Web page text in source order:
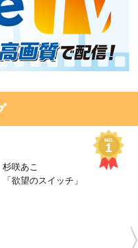
杉咲あこ
「欲望のスイッチ」